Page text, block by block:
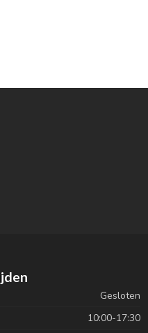
Gesloten
10:00-17:30